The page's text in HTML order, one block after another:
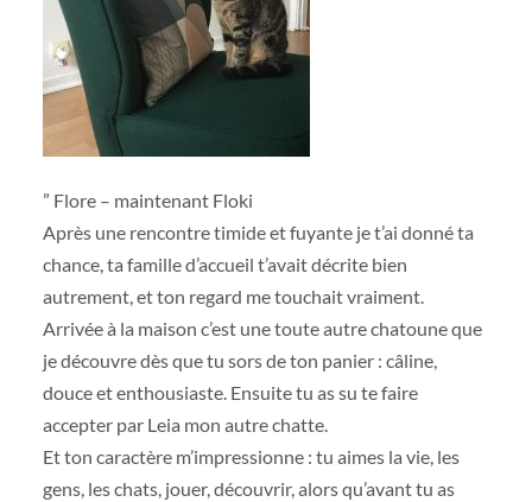
” Flore – maintenant Floki
Après une rencontre timide et fuyante je t’ai donné ta
chance, ta famille d’accueil t’avait décrite bien
autrement, et ton regard me touchait vraiment.
Arrivée à la maison c’est une toute autre chatoune que
je découvre dès que tu sors de ton panier : câline,
douce et enthousiaste. Ensuite tu as su te faire
accepter par Leia mon autre chatte.
Et ton caractère m’impressionne : tu aimes la vie, les
gens, les chats, jouer, découvrir, alors qu’avant tu as